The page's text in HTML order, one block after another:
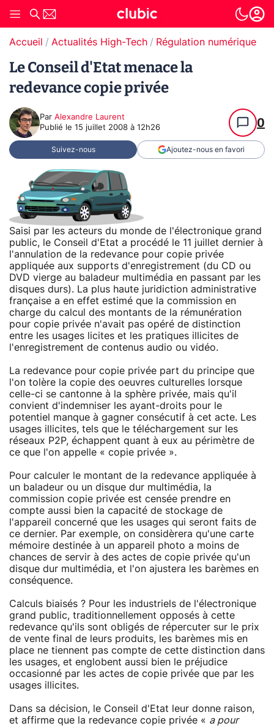
Accueil Actualités High-Tech Régulation numérique
Le Conseil d'Etat menace la
redevance copie privée
Par Alexandre Laurent
Publié le 15 juillet 2008 à 12h26 0
Suivez-nous Ajoutez-nous en favori
Saisi par les acteurs du monde de l'électronique grand
public, le Conseil d'Etat a procédé le 11 juillet dernier à
l'annulation de la redevance pour copie privée
appliquée aux supports d'enregistrement (du CD ou
DVD vierge au baladeur multimédia en passant par les
disques durs). La plus haute juridiction administrative
française a en effet estimé que la commission en
charge du calcul des montants de la rémunération
pour copie privée n'avait pas opéré de distinction
entre les usages licites et les pratiques illicites de
l'enregistrement de contenus audio ou vidéo.
La redevance pour copie privée part du principe que
l'on tolère la copie des oeuvres culturelles lorsque
celle-ci se cantonne à la sphère privée, mais qu'il
convient d'indemniser les ayant-droits pour le
potentiel manque à gagner consécutif à cet acte. Les
usages illicites, tels que le téléchargement sur les
réseaux P2P, échappent quant à eux au périmètre de
ce que l'on appelle « copie privée ».
Pour calculer le montant de la redevance appliquée à
un baladeur ou un disque dur multimédia, la
commission copie privée est censée prendre en
compte aussi bien la capacité de stockage de
l'appareil concerné que les usages qui seront faits de
ce dernier. Par exemple, on considèrera qu'une carte
mémoire destinée à un appareil photo a moins de
chances de servir à des actes de copie privée qu'un
disque dur multimédia, et l'on ajustera les barèmes en
conséquence.
Calculs biaisés ? Pour les industriels de l'électronique
grand public, traditionnellement opposés à cette
redevance qu'ils sont obligés de répercuter sur le prix
de vente final de leurs produits, les barèmes mis en
place ne tiennent pas compte de cette distinction dans
les usages, et englobent aussi bien le préjudice
occasionné par les actes de copie privée que par les
usages illicites.
Dans sa décision, le Conseil d'Etat leur donne raison,
et affirme que la redevance copie privée « a pour